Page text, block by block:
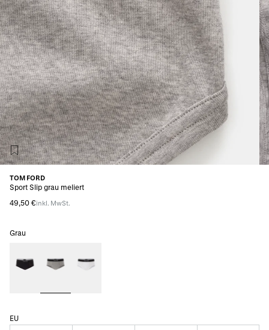
TOM FORD
Sport Slip grau meliert
49,50 €inkl. MwSt.
Grau
EU